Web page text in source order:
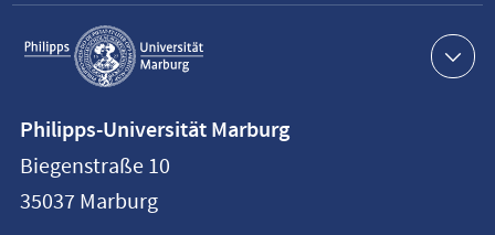
Service-
Navigation
Philipps-
Universität
Marburg
Philipps-Universität Marburg
Biegenstraße 10
35037 Marburg